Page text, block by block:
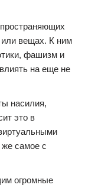
вещах. К ним
фашизм и
на еще не
насилия,
это в
же самое с
огромные